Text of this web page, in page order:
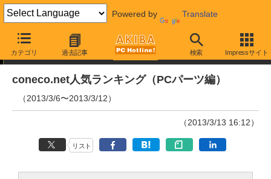
Powered by Translate
カテゴリ 過去記事 検索 Impressサイト
ランキング
coneco.net人気ランキング（PCパーツ編）
（2013/3/6〜2013/3/12）
（2013/3/13 16:12）
リスト